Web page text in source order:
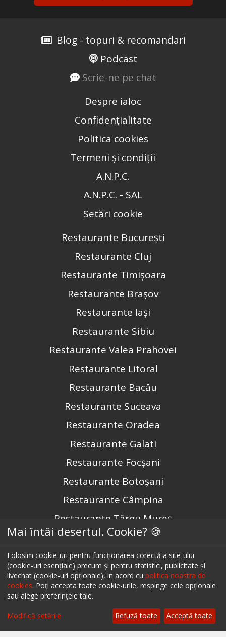
Blog - topuri & recomandari
Podcast
Scrie-ne pe chat
Despre ialoc
Confidențialitate
Politica cookies
Termeni și condiții
A.N.P.C.
A.N.P.C. - SAL
Setări cookie
Restaurante București
Restaurante Cluj
Restaurante Timișoara
Restaurante Brașov
Restaurante Iași
Restaurante Sibiu
Restaurante Valea Prahovei
Restaurante Litoral
Restaurante Bacău
Restaurante Suceava
Restaurante Oradea
Restaurante Galati
Restaurante Focșani
Restaurante Botoșani
Restaurante Câmpina
Restaurante Târgu Mureș
Restaurante Târgu Jiu
Restaurante Constanța
Urmărește-ne pe
Mai întâi desertul. Cookie? 🍪
Folosim cookie-uri pentru funcționarea corectă a site-ului
(cookie-uri esențiale) precum și pentru statistici, publicitate și
livechat (cookie-uri opționale), in acord cu politica noastra de
cookies. Poți accepta toate cookie-urile, respinge cele opționale
sau alege preferințele tale.
Modifică setările Refuză toate Acceptă toate